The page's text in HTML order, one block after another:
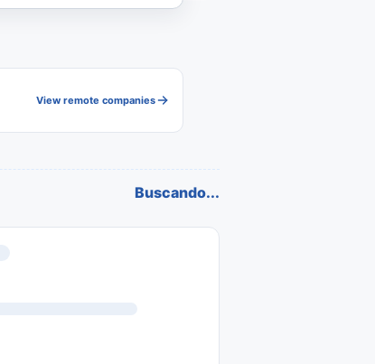
View remote companies
Buscando...